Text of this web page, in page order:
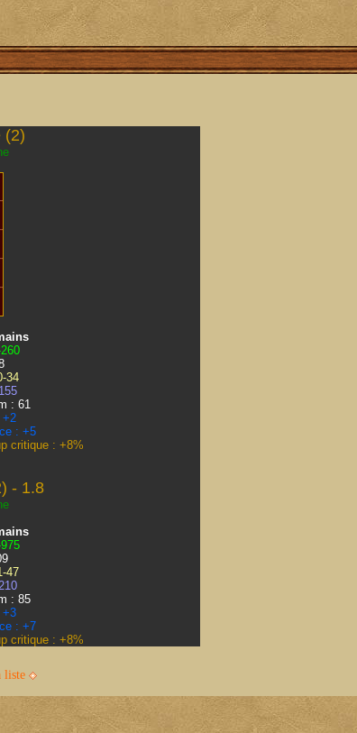
(2)
34
: 61
+2
: +5
critique : +8%
- 1.8
47
: 85
+3
: +7
critique : +8%
liste